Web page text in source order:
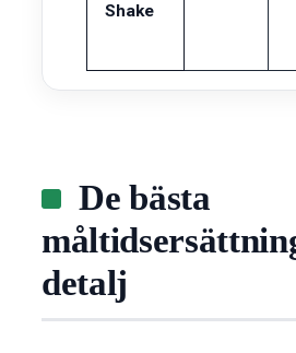
Shake
De bästa
detalj